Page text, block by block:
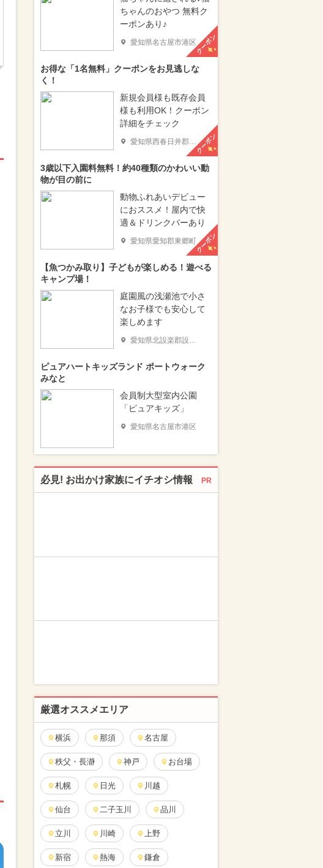
ちゃんのおやつ 無料ク
ーポンあり♪
愛知県名古屋市港区クーポン
お得な「1名無料」クーポンをお見逃しな
く！
新規会員様も既存会員
様も利用OK！クーポン
詳細をチェック
愛知県西春日井郡豊山町 クーポン
3歳以下入園料無料！約40種類のかわいい動
物が目の前に
動物ふれあいデビュー
におススメ！屋内で快
適＆ドリンクバーあり
愛知県愛知郡東郷町クーポン
【魚つかみ取り】子どもが楽しめる！遊べる
キャンプ場！
庭園風の浅瀬池で小さ
なお子様でも安心して
楽しめます
愛知県北設楽郡設楽町
ピュアハートキッズランド ポートウォーク
みなと
会員制大型室内公園
「ピュアキッズ」
愛知県名古屋市港区
必見! お出かけ家族にイチオシ情報 PR
厳選オススメエリア
横浜 那須 名古屋
秩父・長瀞 神戸 お台場
札幌 日光 川越
仙台 二子玉川 品川
立川 川崎 上野
新宿 熱海 鎌倉